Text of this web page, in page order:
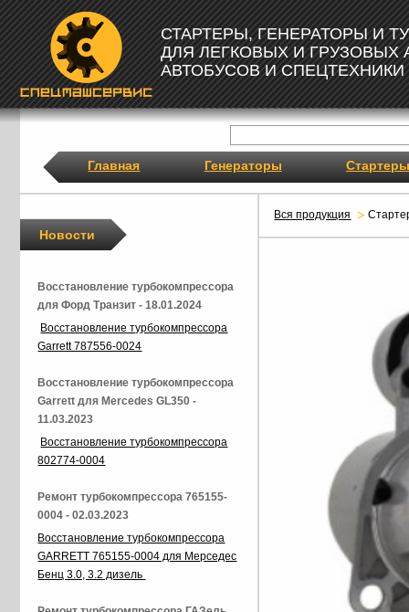
СТАРТЕРЫ, ГЕНЕРАТОРЫ И
ДЛЯ ЛЕГКОВЫХ И ГРУЗОВЫХ
АВТОБУСОВ И СПЕЦТЕХНИКИ
Главная Генераторы Стартеры
Вся продукция
Новости
Восстановление турбокомпрессора
для Форд Транзит - 18.01.2024
Восстановление турбокомпрессора
Garrett 787556-0024
Восстановление турбокомпрессора
Garrett для Mercedes GL350 -
11.03.2023
Восстановление турбокомпрессора
802774-0004
Ремонт турбокомпрессора 765155-
0004 - 02.03.2023
Восстановление турбокомпрессора
GARRETT 765155-0004 для Мерседес
Бенц 3.0, 3.2 дизель